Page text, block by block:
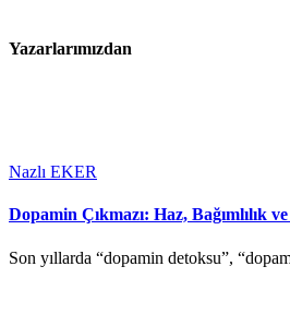
Yazarlarımızdan
Nazlı EKER
Dopamin Çıkmazı: Haz, Bağımlılık
Son yıllarda “dopamin detoksu”,